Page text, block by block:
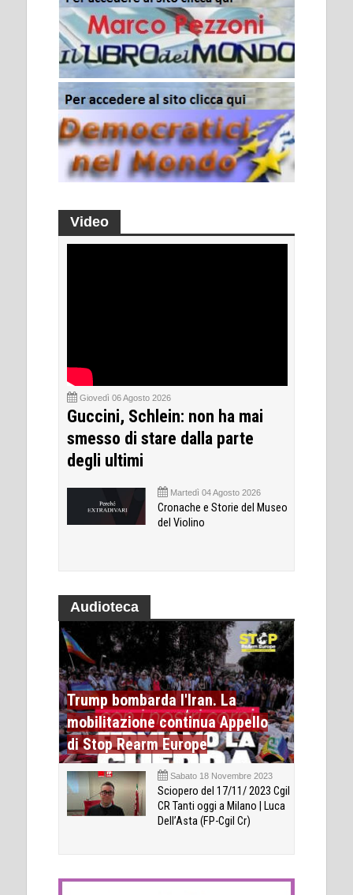
Video
Giovedì 06 Agosto 2026
Guccini, Schlein: non ha mai
smesso di stare dalla parte
degli ultimi
Martedì 04 Agosto 2026
Cronache e Storie del Museo
del Violino
Audioteca
Trump bombarda l'Iran. La
mobilitazione continua Appello
di Stop Rearm Europe
Sabato 18 Novembre 2023
Sciopero del 17/11/ 2023 Cgil
CR Tanti oggi a Milano | Luca
Dell’Asta (FP-Cgil Cr)